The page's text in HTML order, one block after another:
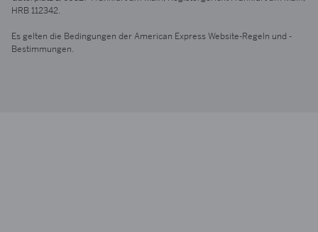
HRB 112342.
Es gelten die Bedingungen der American Express Website-Regeln und -
Bestimmungen.